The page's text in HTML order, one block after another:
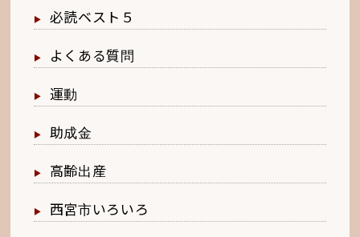
必読ベスト５
よくある質問
運動
助成金
高齢出産
西宮市いろいろ